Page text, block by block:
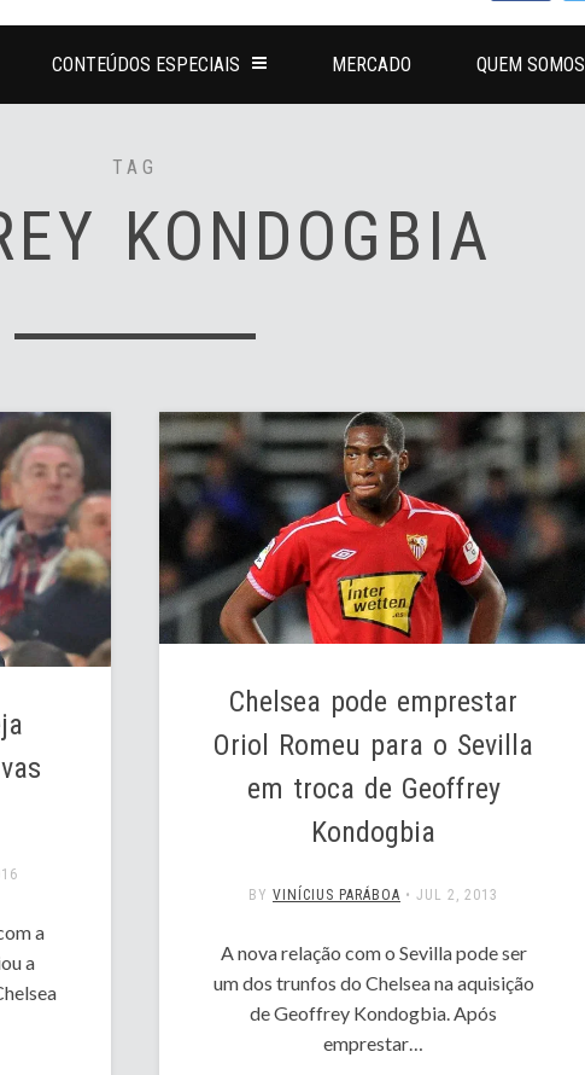
CONTEÚDOS ESPECIAIS MERCADO QUEM SOMOS
TAG
KONDOGBIA
a
a
Chelsea pode emprestar
Oriol Romeu para o Sevilla
em troca de Geoffrey
Kondogbia
BY VINÍCIUS PARÁBOA • JUL 2, 2013
A nova relação com o Sevilla pode ser
um dos trunfos do Chelsea na aquisição
de Geoffrey Kondogbia. Após
emprestar…